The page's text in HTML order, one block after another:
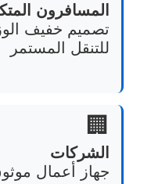
المسافرون
تصميم خفيف
للتنقل المستمر
🏢
الشركات
جهاز أعمال